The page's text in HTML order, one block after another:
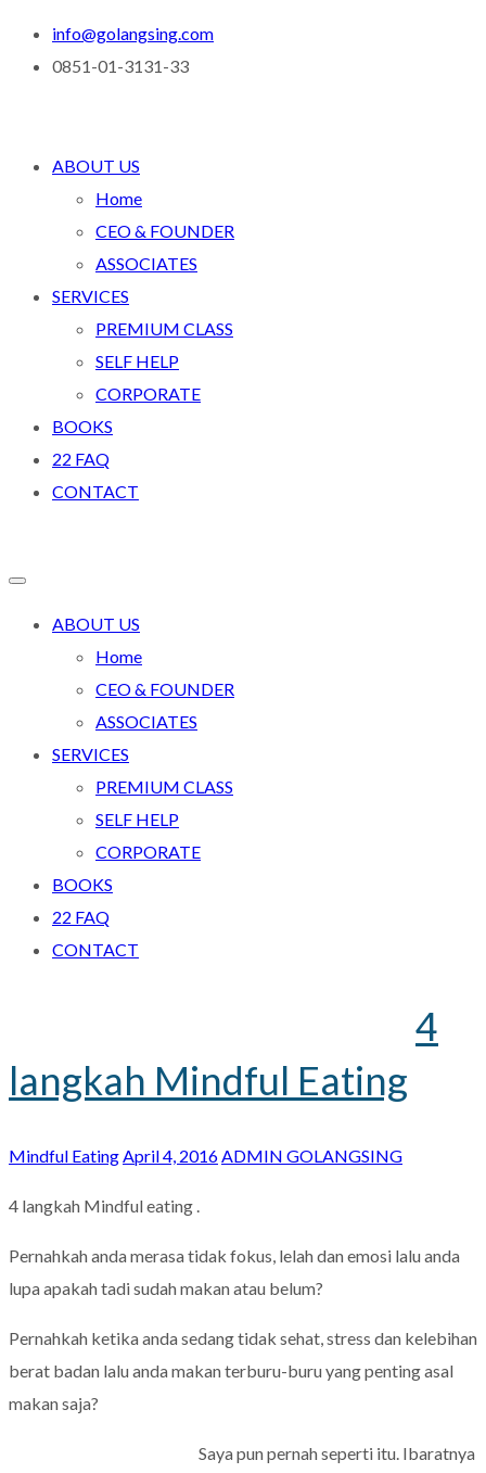
info@golangsing.com
0851-01-3131-33
ABOUT US
Home
CEO & FOUNDER
ASSOCIATES
SERVICES
PREMIUM CLASS
SELF HELP
CORPORATE
BOOKS
22 FAQ
CONTACT
ABOUT US
Home
CEO & FOUNDER
ASSOCIATES
SERVICES
PREMIUM CLASS
SELF HELP
CORPORATE
BOOKS
22 FAQ
CONTACT
4
langkah Mindful Eating
Mindful Eating April 4, 2016 ADMIN GOLANGSING
4 langkah Mindful eating .
Pernahkah anda merasa tidak fokus, lelah dan emosi lalu anda
lupa apakah tadi sudah makan atau belum?
Pernahkah ketika anda sedang tidak sehat, stress dan kelebihan
berat badan lalu anda makan terburu-buru yang penting asal
makan saja?
Saya pun pernah seperti itu. Ibaratnya